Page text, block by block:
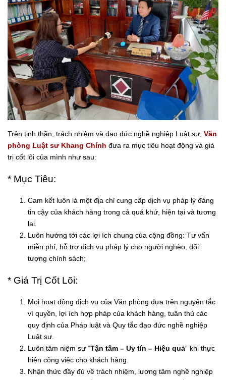
Trên tinh thần, trách nhiệm và đạo đức nghề nghiệp Luật sư, Văn
phòng Luật sư Khang Chính đưa ra mục tiêu hoạt động và giá
trị cốt lõi của mình như sau:
* Mục Tiêu:
Cam kết luôn là một địa chỉ cung cấp dịch vụ pháp lý đáng
tin cậy của khách hàng trong cả quá khứ, hiện tại và tương
lai.
Luôn hướng tới các lợi ích chung của cộng đồng: Tư vấn
miễn phí, hỗ trợ dịch vụ pháp lý cho người nghèo, đối
tượng chính sách;
* Giá Trị Cốt Lõi:
Mọi hoạt động dịch vụ của Văn phòng dựa trên nguyên tắc
vì quyền, lợi ích hợp pháp của khách hàng, tuân thủ các
quy định của Pháp luật và Quy tắc đạo đức nghề nghiệp
Luật sư.
Luôn tâm niệm sự “Tận tâm – Uy tín – Hiệu quả” khi thực
hiện công việc cho khách hàng.
Nhận thức đầy đủ về trách nhiệm, lương tâm nghề nghiệp